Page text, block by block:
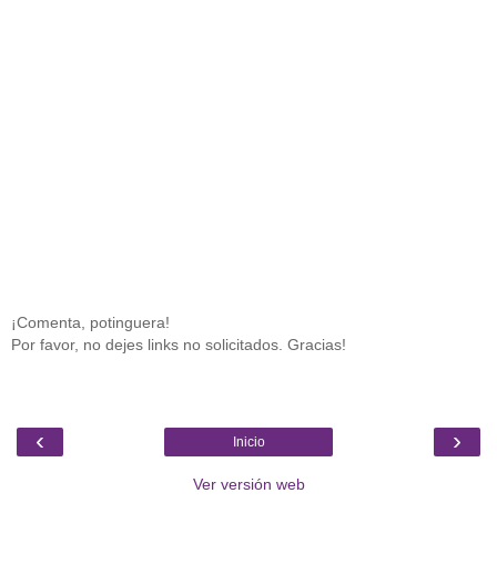
¡Comenta, potinguera!
Por favor, no dejes links no solicitados. Gracias!
‹ ›
Inicio
Ver versión web